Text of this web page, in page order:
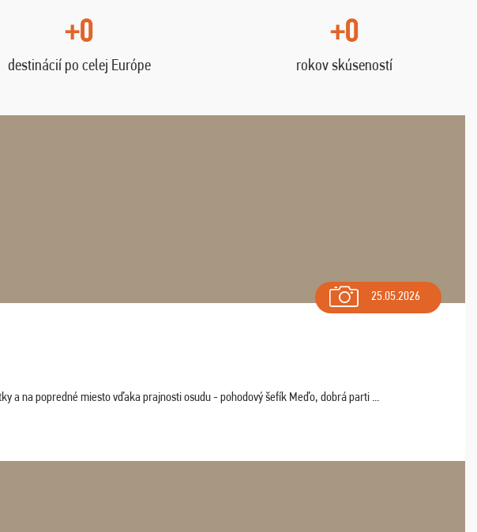
+0
destinácií po celej Európe
+0
rokov skúseností
25.05.2026
a na popredné miesto vďaka prajnosti osudu - pohodový šefík Meďo, dobrá parti ...